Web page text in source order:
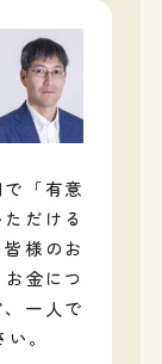
「有意
だける
様のお
金につ
一人で
。